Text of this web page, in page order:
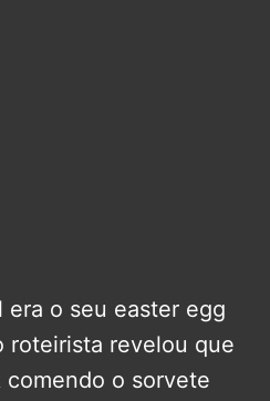
era o seu easter egg
roteirista revelou que
o sorvete